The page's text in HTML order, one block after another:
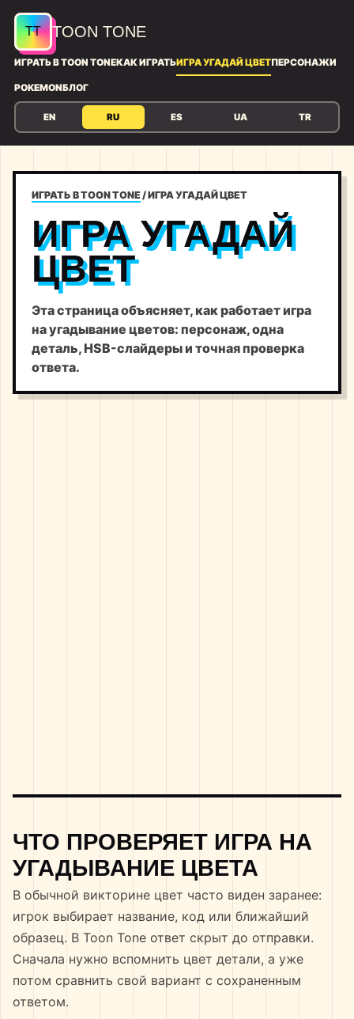
TOON TONE
ИГРАТЬ В TOON TONEКАК ИГРАТЬИГРА УГАДАЙ ЦВЕТПЕРСОНАЖИ
POKEMONБЛОГ
EN RU ES UA TR
ИГРАТЬ В TOON TONE /ИГРА УГАДАЙ ЦВЕТ
ИГРА УГАДАЙ
ЦВЕТ
Эта страница объясняет, как работает игра
на угадывание цветов: персонаж, одна
деталь, HSB-слайдеры и точная проверка
ответа.
ЧТО ПРОВЕРЯЕТ ИГРА НА
УГАДЫВАНИЕ ЦВЕТА
В обычной викторине цвет часто виден заранее:
игрок выбирает название, код или ближайший
образец. В Toon Tone ответ скрыт до отправки.
Сначала нужно вспомнить цвет детали, а уже
потом сравнить свой вариант с сохраненным
ответом.